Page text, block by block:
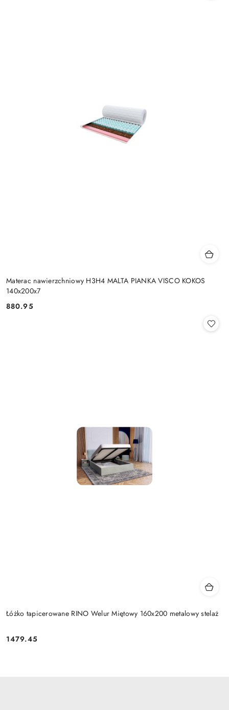
Materac nawierzchniowy H3H4 MALTA PIANKA VISCO KOKOS
140x200x7
Cena:
880.95
Łóżko tapicerowane RINO Welur Miętowy 160x200 metalowy stelaż
Cena:
1479.45